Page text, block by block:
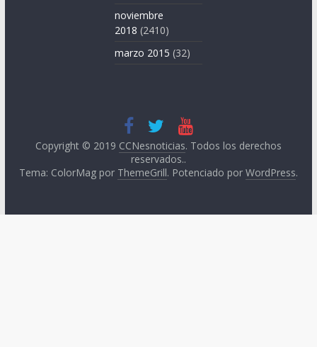
noviembre
2018 (2410)
marzo 2015 (32)
Copyright © 2019 CCNesnoticias. Todos los derechos
reservados..
Tema: ColorMag por ThemeGrill. Potenciado por WordPress.